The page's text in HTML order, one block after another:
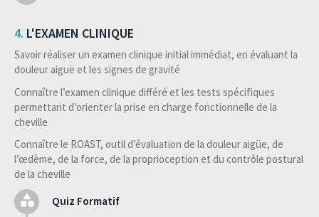
L'EXAMEN CLINIQUE
Savoir réaliser un examen clinique initial immédiat, en évaluant la
douleur aiguë et les signes de gravité
Connaître l’examen clinique différé et les tests spécifiques
permettant d’orienter la prise en charge fonctionnelle de la
cheville
Connaître le ROAST, outil d’évaluation de la douleur aigüe, de
l’œdème, de la force, de la proprioception et du contrôle postural
de la cheville
Quiz Formatif